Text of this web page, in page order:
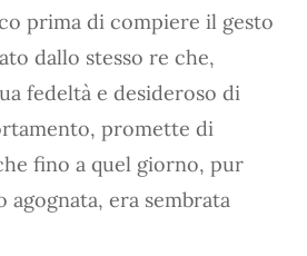
prima di compiere il gesto
dallo stesso re che,
fedeltà e desideroso di
promette di
fino a quel giorno, pur
agognata, era sembrata